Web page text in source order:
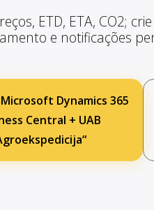
ETD, ETA, CO2;
e notificações
Dynamics 365
Central + UAB